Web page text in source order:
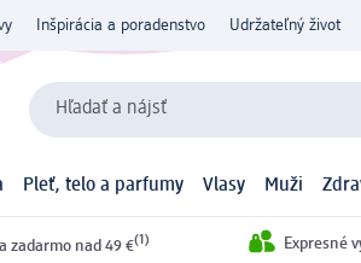
Inšpirácia a poradenstvo Udržateľný život
Hľadať a nájsť
Pleť, telo a parfumy Vlasy Muži
zadarmo nad 49 €(1) Expresné